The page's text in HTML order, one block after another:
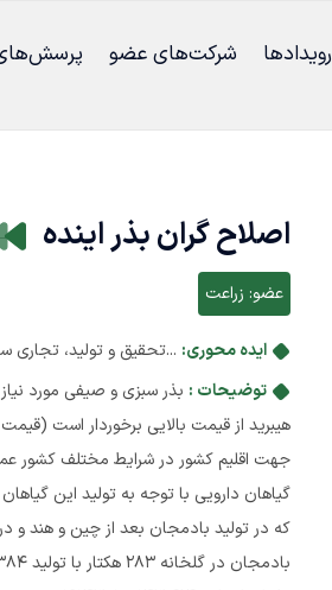
رویدادها شرکت‌های عضو
اصلاح گران بذر اینده
عضو: زراعت
ایده محوری: ...تحقیق و تولید، تجاری
توضیحات : بذر سبزی و صیفی مورد
جهت اقلیم کشور در شرایط مختلف کشور
گیاهان دارویی با توجه به تولید این